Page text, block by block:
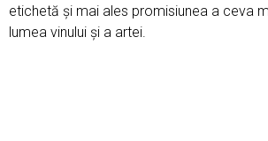
etichetă și mai ales promisiunea a ceva
lumea vinului și a artei.